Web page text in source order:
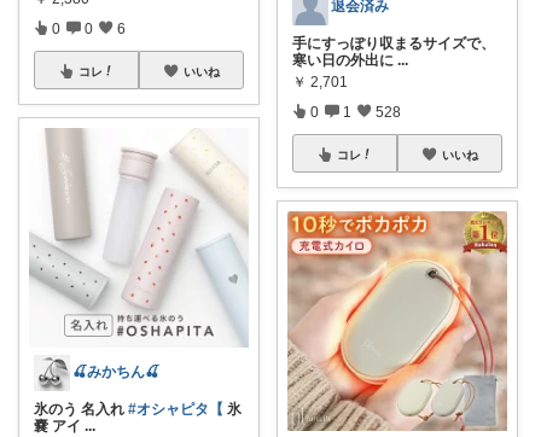
0 0 6
コレ いいね
🍒みかちん🍒
氷のう 名入れ #オシャピタ【 氷
嚢 アイ ...
退会済み
手にすっぽり収まるサイズで、
寒い日の外出に ...
￥ 2,701
0 1 528
コレ いいね